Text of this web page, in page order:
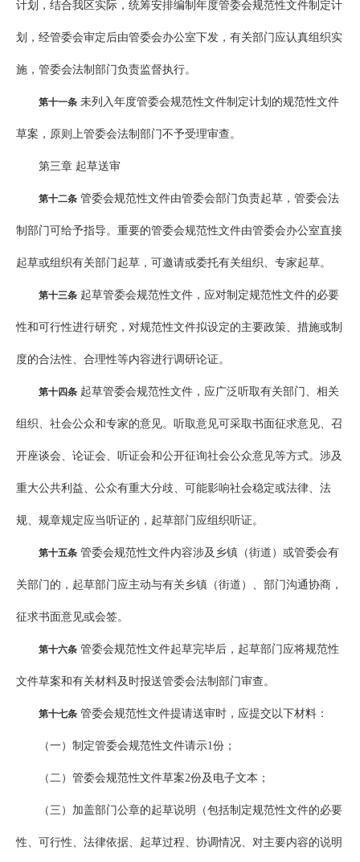
计划，结合我区实际，统筹安排编制年度管委会规范性文件制定计
划，经管委会审定后由管委会办公室下发，有关部门应认真组织实
施，管委会法制部门负责监督执行。
第十一条 未列入年度管委会规范性文件制定计划的规范性文件
草案，原则上管委会法制部门不予受理审查。
第三章 起草送审
第十二条 管委会规范性文件由管委会部门负责起草，管委会法
制部门可给予指导。重要的管委会规范性文件由管委会办公室直接
起草或组织有关部门起草，可邀请或委托有关组织、专家起草。
第十三条 起草管委会规范性文件，应对制定规范性文件的必要
性和可行性进行研究，对规范性文件拟设定的主要政策、措施或制
度的合法性、合理性等内容进行调研论证。
第十四条 起草管委会规范性文件，应广泛听取有关部门、相关
组织、社会公众和专家的意见。听取意见可采取书面征求意见、召
开座谈会、论证会、听证会和公开征询社会公众意见等方式。涉及
重大公共利益、公众有重大分歧、可能影响社会稳定或法律、法
规、规章规定应当听证的，起草部门应组织听证。
第十五条 管委会规范性文件内容涉及乡镇（街道）或管委会有
关部门的，起草部门应主动与有关乡镇（街道）、部门沟通协商，
征求书面意见或会签。
第十六条 管委会规范性文件起草完毕后，起草部门应将规范性
文件草案和有关材料及时报送管委会法制部门审查。
第十七条 管委会规范性文件提请送审时，应提交以下材料：
（一）制定管委会规范性文件请示1份；
（二）管委会规范性文件草案2份及电子文本；
（三）加盖部门公章的起草说明（包括制定规范性文件的必要
性、可行性、法律依据、起草过程、协调情况、对主要内容的说明